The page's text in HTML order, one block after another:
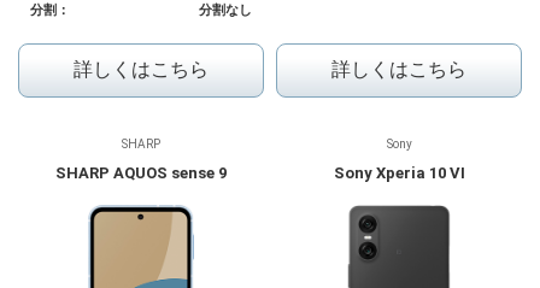
分割： 分割なし
詳しくはこちら 詳しくはこちら
SHARP
SHARP AQUOS sense 9
Sony
Sony Xperia 10 VI